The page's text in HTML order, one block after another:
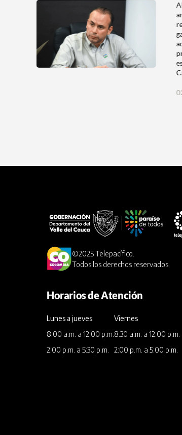
©2025 Telepacífico.
Todos los derechos reservados.
Horarios de Atención
Lunes a jueves
8:00 a.m. a 12:00 p.m.
2:00 p.m. a 5:30 p.m.
Viernes
8:30 a.m. a 12:00 p.m.
2:00 p.m. a 5:00 p.m.